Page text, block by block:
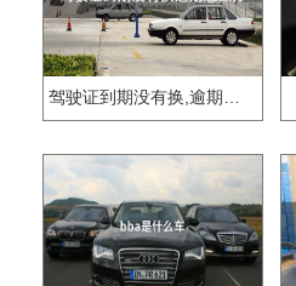
驾驶证到期没有换,逾期怎么办??